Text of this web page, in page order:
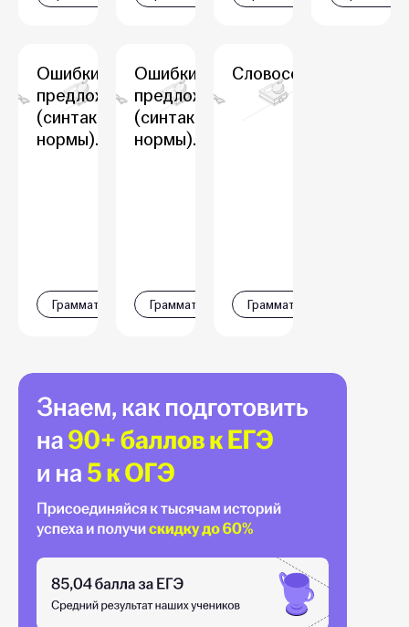
Ошибки в
предложениях
(синтаксические
нормы). Часть 2
Грамматика
Ошибки в
предложениях
(синтаксические
нормы). Часть 1
Грамматика
Словосочетания
Грамматика